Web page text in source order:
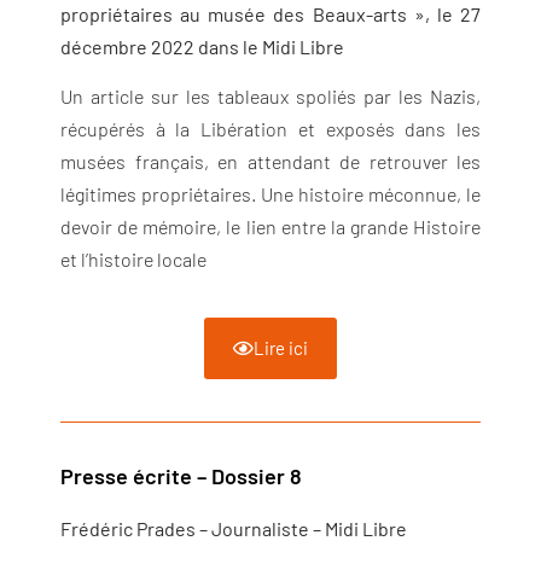
propriétaires au musée des Beaux-arts », le 27
décembre 2022 dans le Midi Libre
Un article sur les tableaux spoliés par les Nazis,
récupérés à la Libération et exposés dans les
musées français, en attendant de retrouver les
légitimes propriétaires. Une histoire méconnue, le
devoir de mémoire, le lien entre la grande Histoire
et l’histoire locale
Lire ici
Presse écrite – Dossier 8
Frédéric Prades – Journaliste – Midi Libre